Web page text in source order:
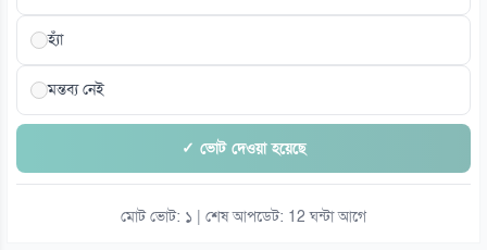
হ্যাঁ
মন্তব্য নেই
✓ ভোট দেওয়া হয়েছে
মোট ভোট: ১ | শেষ আপডেট: 12 ঘন্টা আগে